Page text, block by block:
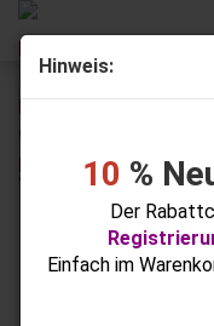
Hinweis:
10 %
Der
Einfach im
« Erster « zurück
3D-Sticker mit Strass